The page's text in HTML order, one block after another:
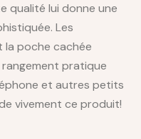
qualité lui donne une
Les
poche cachée
pratique
et autres petits
vivement ce produit!